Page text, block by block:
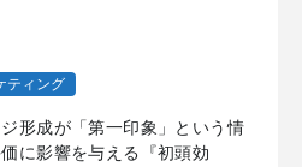
ティング
形成が「第一印象」という情
に影響を与える『初頭効